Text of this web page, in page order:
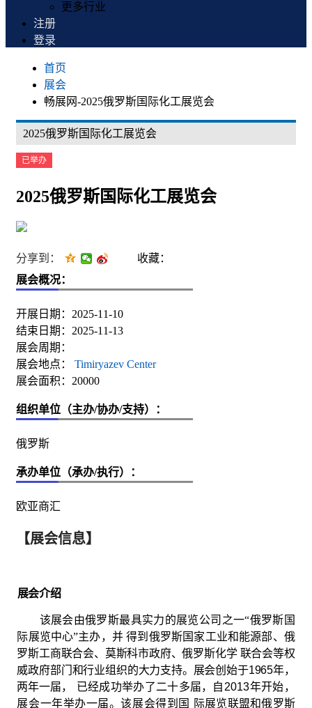
更多行业
注册
登录
首页
展会
畅展网-2025俄罗斯国际化工展览会
2025俄罗斯国际化工展览会
已举办
2025俄罗斯国际化工展览会
分享到：
收藏：
展会概况：
开展日期：2025-11-10
结束日期：2025-11-13
展会周期：
展会地点：
Timiryazev Center
展会面积：20000
组织单位（主办/协办/支持）：
俄罗斯
承办单位（承办/执行）：
欧亚商汇
【展会信息】
展会介绍
该展会由俄罗斯最具实力的展览公司之一“俄罗斯国
际展览中心”主办，并 得到俄罗斯国家工业和能源部、俄
罗斯工商联合会、莫斯科市政府、俄罗斯化学 联合会等权
威政府部门和行业组织的大力支持。展会创始于1965年，
两年一届，
已经成功举办了二十多届，自 2013年开始，
展会一年举办一届。该展会得到国
际展览联盟和俄罗斯